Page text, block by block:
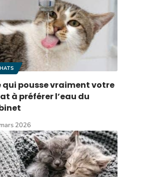
qui pousse vraiment votre
à préférer l’eau du
2026